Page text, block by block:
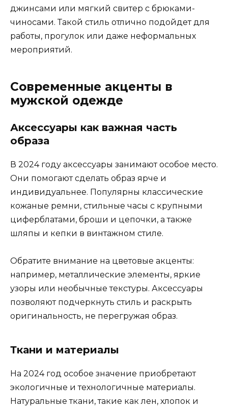
джинсами или мягкий свитер с брюками-
чиносами. Такой стиль отлично подойдет для
работы, прогулок или даже неформальных
мероприятий.
Современные акценты в
мужской одежде
Аксессуары как важная часть
образа
В 2024 году аксессуары занимают особое место.
Они помогают сделать образ ярче и
индивидуальнее. Популярны классические
кожаные ремни, стильные часы с крупными
циферблатами, броши и цепочки, а также
шляпы и кепки в винтажном стиле.
Обратите внимание на цветовые акценты:
например, металлические элементы, яркие
узоры или необычные текстуры. Аксессуары
позволяют подчеркнуть стиль и раскрыть
оригинальность, не перегружая образ.
Ткани и материалы
На 2024 год особое значение приобретают
экологичные и технологичные материалы.
Натуральные ткани, такие как лен, хлопок и